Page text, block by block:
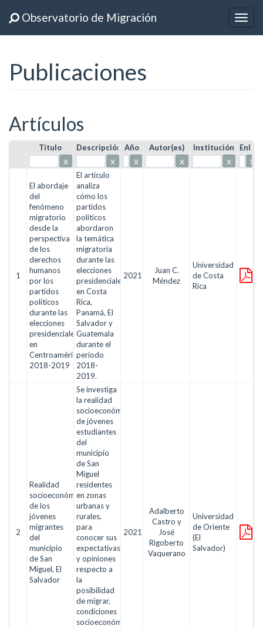
Observatorio de Migración
Publicaciones
Artículos
Titulo Descripción Año Autor(es) Institución Enlace
x x x x x x
1
El abordaje
del
fenómeno
migratorio
desde la
perspectiva
de los
derechos
humanos
por los
partidos
políticos
durante las
elecciones
presidenciales
en
Centroamérica
2018-2019
El artículo
analiza
cómo los
partidos
políticos
abordaron
la temática
migratoria
durante las
elecciones
presidenciales
en Costa
Rica,
Panamá, El
Salvador y
Guatemala
durante el
período
2018-
2019.
2021
Juan C.
Méndez
Universidad
de Costa
Rica
2
Realidad
socioeconómica
de los
jóvenes
migrantes
del
municipio
de San
Miguel, El
Salvador
Se investiga
la realidad
socioeconómica
de jóvenes
estudiantes
del
municipio
de San
Miguel
residentes
en zonas
urbanas y
rurales,
para
conocer sus
expectativas
y opiniones
respecto a
la
posibilidad
de migrar,
condiciones
socioeconómicas
2021
Adalberto
Castro y
José
Rigoberto
Vaquerano
Universidad
de Oriente
(El
Salvador)